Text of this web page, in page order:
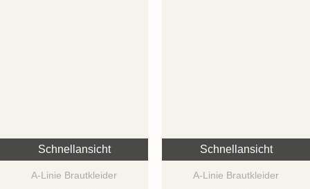
Schnellansicht
A-Linie Brautkleider
Schnellansicht
A-Linie Brautkleider